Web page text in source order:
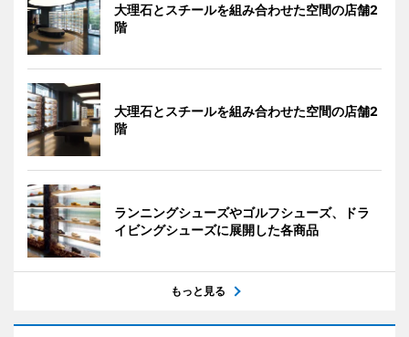
大理石とスチールを組み合わせた空間の店舗2
階
大理石とスチールを組み合わせた空間の店舗2
階
ランニングシューズやゴルフシューズ、ドラ
イビングシューズに展開した各商品
もっと見る